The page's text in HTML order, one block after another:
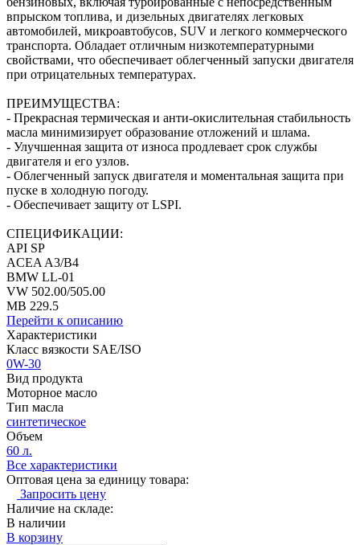
впрыском топлива, и дизельных двигателях легковых
автомобилей, микроавтобусов, SUV и легкого коммерческого
транспорта. Обладает отличным низкотемпературными
свойствами, что обеспечивает облегченный запуски двигателя
при отрицательных температурах.
ПРЕИМУЩЕСТВА:
- Прекрасная термическая и анти-окислительная стабильность
масла минимизирует образование отложений и шлама.
- Улучшенная защита от износа продлевает срок службы
двигателя и его узлов.
- Облегченный запуск двигателя и моментальная защита при
пуске в холодную погоду.
- Обеспечивает защиту от LSPI.
СПЕЦИФИКАЦИИ:
API SP
ACEA A3/B4
BMW LL-01
VW 502.00/505.00
MB 229.5
Перейти к описанию
Характеристики
Класс вязкости SAE/ISO
0W-30
Вид продукта
Моторное масло
Тип масла
синтетическое
Объем
60 л.
Все характеристики
Оптовая цена за единицу товара:
Запросить цену
Наличие на складе:
В наличии
В корзину